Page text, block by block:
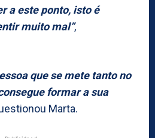
a este ponto, isto é
muito mal”,
que se mete tanto no
formar a sua
Marta.